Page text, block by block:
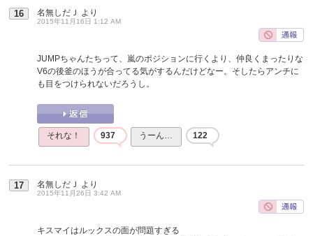
16 名無しだＪ より
2015年11月16日 1:12 AM
JUMPちゃんたちって、嵐のポジションに行くより、仲良くまったりな
V6の後釜のほうが合ってる気がするんだけどなー。そしたらアンチに
も目をつけられないだろうし。
それな！ 937 うーん… 122
17 名無しだＪ より
2015年11月26日 3:42 AM
キスマイはルックスの面が問題すぎる